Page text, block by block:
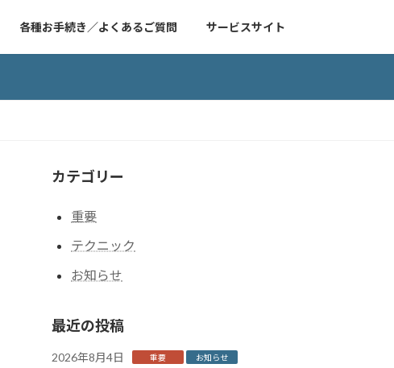
各種お手続き／よくあるご質問 サービスサイト
カテゴリー
重要
テクニック
お知らせ
最近の投稿
2026年8月4日 重要 お知らせ